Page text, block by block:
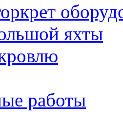
яхты
работы